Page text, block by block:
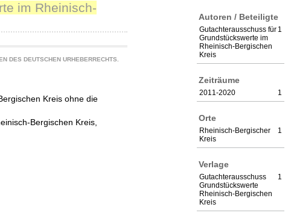
Autoren / Beteiligte
1
Gutachterausschuss für
Grundstückswerte im
Rheinisch-Bergischen
Kreis
Zeiträume
1
2011-2020
Orte
1
Rheinisch-Bergischer
Kreis
Verlage
1
Gutachterausschuss
Grundstückswerte
Rheinisch-Bergischen
Kreis
im Rheinisch-
DES DEUTSCHEN URHEBERRECHTS.
Kreis ohne die
Bergischen Kreis,